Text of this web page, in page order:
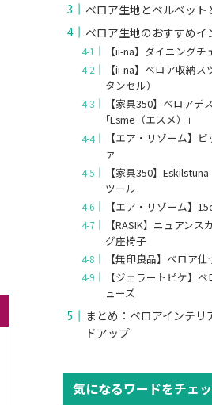
ベロア生地とベルベット
ベロア生地のおすすめイ
【ii-na】ダイニングチ
【ii-na】ベロア収納
タンセル）
【家具350】ベロアデ
｢Esme（エスメ）｣
【エア・リゾーム】
ァ
【家具350】
ツール
【エア・リゾーム】
【RASIK】ニュアン
グ座椅子
【無印良品】ベロア
【ジェラートピケ】
ューズ
まとめ：ベロアインテリ
ドアップ
気になるワードをチェッ